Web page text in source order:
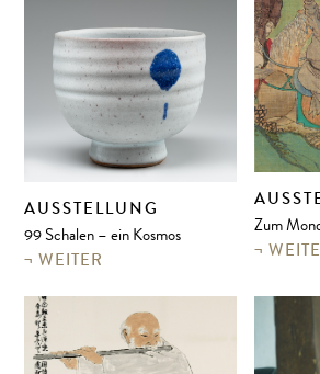
AUSSTELLUNG
99 Schalen – ein Kosmos
WEITER
Zum